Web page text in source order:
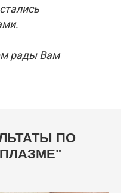
рады Вам
ПО